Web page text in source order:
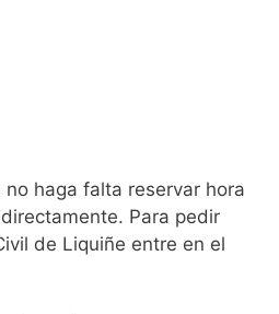
no haga falta reservar hora
Para pedir
de Liquiñe entre en el